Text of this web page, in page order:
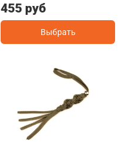
455 руб
Выбрать